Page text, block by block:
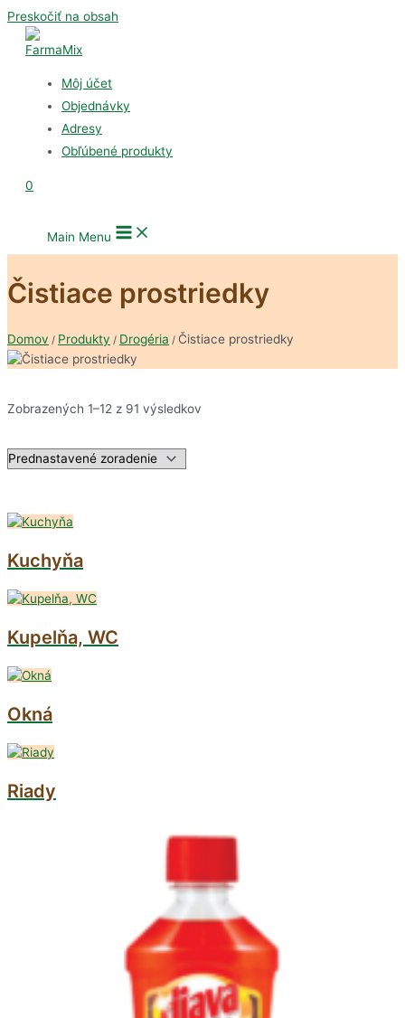
Preskočiť na obsah
Môj účet
Objednávky
Adresy
Obľúbené produkty
0
Main Menu
Čistiace prostriedky
Domov / Produkty / Drogéria / Čistiace prostriedky
Zobrazených 1–12 z 91 výsledkov
Kuchyňa
Kupelňa, WC
Okná
Riady